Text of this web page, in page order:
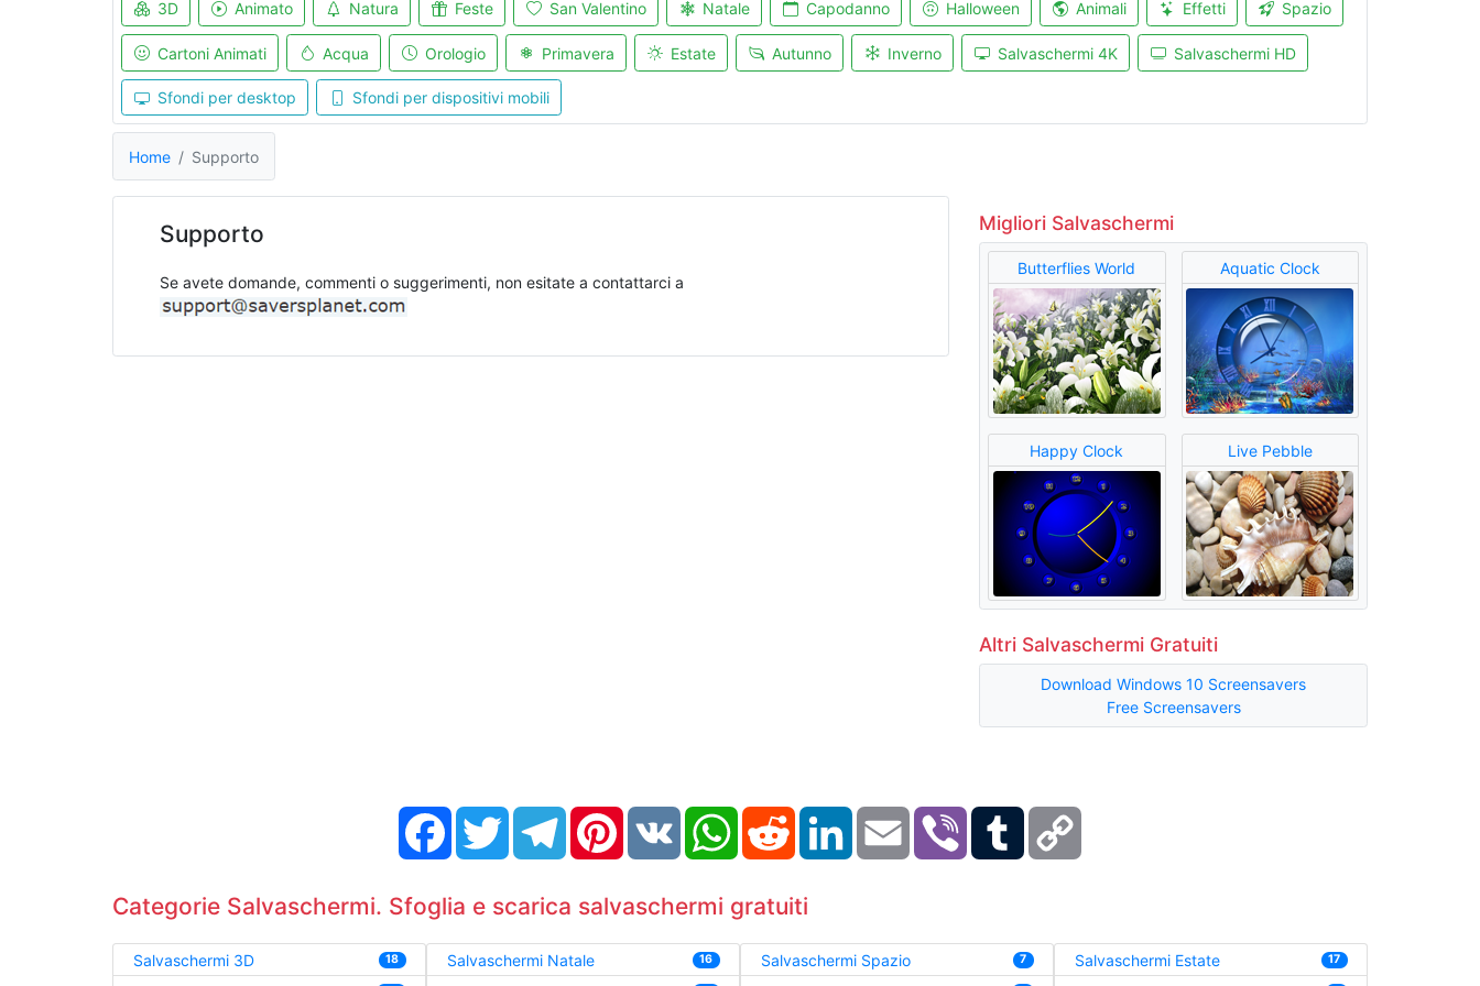
3D Animato Natura Feste San Valentino Natale Capodanno Halloween Animali Effetti Spazio
Cartoni Animati Acqua Orologio Primavera Estate Autunno Inverno Salvaschermi 4K Salvaschermi HD
Sfondi per desktop Sfondi per dispositivi mobili
Home Supporto
Supporto
Se avete domande, commenti o suggerimenti, non esitate a contattarci a
Migliori Salvaschermi
Butterflies World Aquatic Clock
Happy Clock Live Pebble
Altri Salvaschermi Gratuiti
Download Windows 10 Screensavers
Free Screensavers
FacebookTwitter TelegramPinterestVK WhatsAppReddit LinkedIn Email Viber Tumblr
Categorie Salvaschermi. Sfoglia e scarica salvaschermi gratuiti
Salvaschermi 3D 18 Salvaschermi Natale 16 Salvaschermi Spazio 7 Salvaschermi Estate 17